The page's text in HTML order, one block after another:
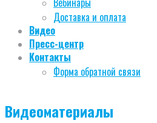
Доставка и оплата
Видео
Пресс-центр
Контакты
Форма обратной связи
Видеоматериалы